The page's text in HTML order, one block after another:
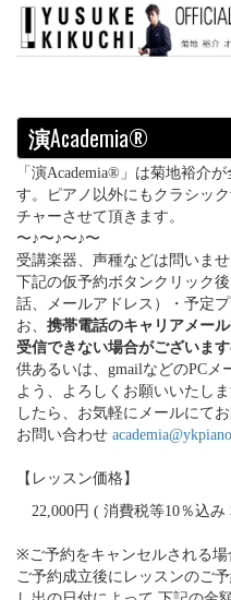
演Academia®
「演Academia®」は菊地裕介
す。ピアノ以外にもクラシッ
チャーさせて頂きます。
〜♪〜♪〜♪〜
受講楽器、声種などは問いませ
下記の仮予約ボタンクリック
話、メールアドレス）・予定
お、 携帯電話のキャリアメー
受信できない場合がございます
供あるいは、gmailなどのPC
よう、よろしくお願いいたし
したら、お気軽にメールにて
お問い合わせ
【レッスン価格】
22,000円 ( 消費税等10％込み
※ご予約をキャンセルされる場
ご予約成立後にレッスンのご